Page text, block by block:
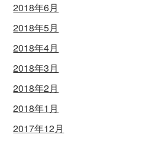
2018年6月
2018年5月
2018年4月
2018年3月
2018年2月
2018年1月
2017年12月